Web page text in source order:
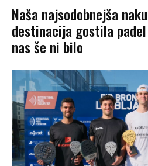
Naša najsodobnejša
destinacija gostila
nas še ni bilo